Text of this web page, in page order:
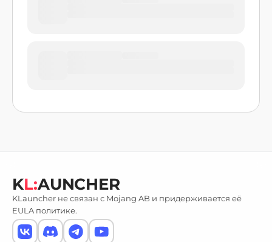
KL:AUNCHER
KLauncher не связан с Mojang AB и придерживается её
EULA политике.